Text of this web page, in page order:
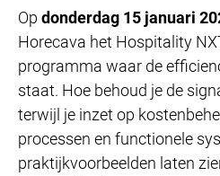
Op donderdag 15 januari
Horecava het Hospitality
programma waar de
staat. Hoe behoud je de
terwijl je inzet op
processen en functionele
praktijkvoorbeelden laten